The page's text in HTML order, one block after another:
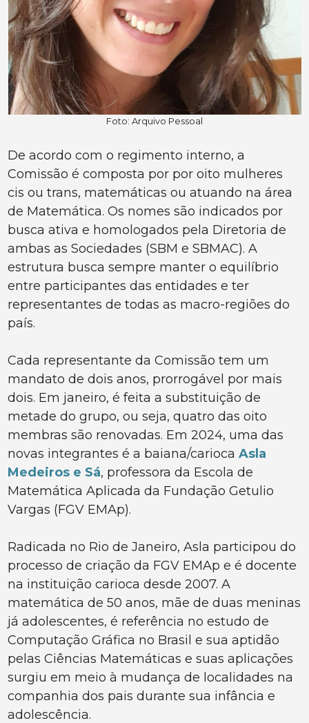
Foto: Arquivo Pessoal
De acordo com o regimento interno, a
Comissão é composta por por oito mulheres
cis ou trans, matemáticas ou atuando na área
de Matemática. Os nomes são indicados por
busca ativa e homologados pela Diretoria de
ambas as Sociedades (SBM e SBMAC). A
estrutura busca sempre manter o equilíbrio
entre participantes das entidades e ter
representantes de todas as macro-regiões do
país.
Cada representante da Comissão tem um
mandato de dois anos, prorrogável por mais
dois. Em janeiro, é feita a substituição de
metade do grupo, ou seja, quatro das oito
membras são renovadas. Em 2024, uma das
novas integrantes é a baiana/cariocaAsla
Medeiros e Sá, professora da Escola de
Matemática Aplicada da Fundação Getulio
Vargas (FGV EMAp).
Radicada no Rio de Janeiro, Asla participou do
processo de criação da FGV EMAp e é docente
na instituição carioca desde 2007. A
matemática de 50 anos, mãe de duas meninas
já adolescentes, é referência no estudo de
Computação Gráfica no Brasil e sua aptidão
pelas Ciências Matemáticas e suas aplicações
surgiu em meio à mudança de localidades na
companhia dos pais durante sua infância e
adolescência.